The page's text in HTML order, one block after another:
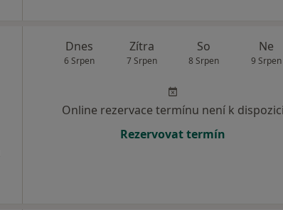
Dnes
6 Srpen
Zítra
7 Srpen
So
8 Srpen
Ne
9 Srpen
Online rezervace termínu není k dispozici
Rezervovat termín